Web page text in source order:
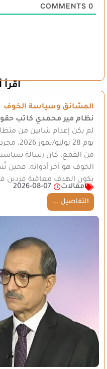
0
المشانق وسياسة الخوف
نظام مير محمدي كاتب
لم يكن إعدام شابين من
يوم 28
من القمع. كان رسالة
الخوف هو آخر أدواته. فحين
يكون الهدف معاقبة فردين
مقالات
2026-08-07
التفاصيل ...